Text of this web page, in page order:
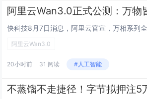
阿里云Wan3.0
20小时前 31 阅读 #人工智能